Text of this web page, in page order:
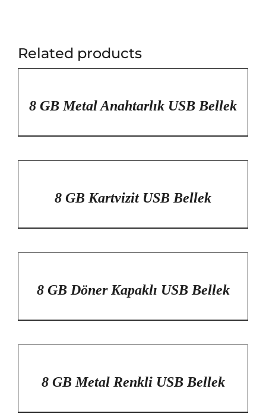
Related products
8 GB Metal Anahtarlık USB Bellek
8 GB Kartvizit USB Bellek
8 GB Döner Kapaklı USB Bellek
8 GB Metal Renkli USB Bellek